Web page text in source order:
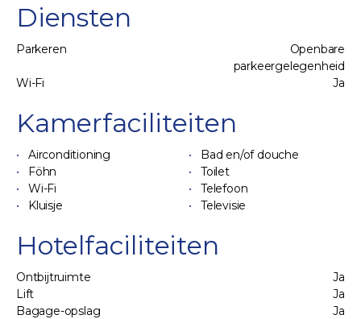
Diensten
Parkeren
Openbare
parkeergelegenheid
Wi-Fi
Ja
Kamerfaciliteiten
Airconditioning
Bad en/of douche
Föhn
Toilet
Wi-Fi
Telefoon
Kluisje
Televisie
Hotelfaciliteiten
Ontbijtruimte
Ja
Lift
Ja
Bagage-opslag
Ja